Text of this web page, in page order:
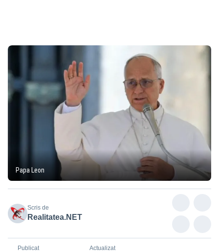
Papa Leon
Scris de
Realitatea.NET
Publicat Actualizat